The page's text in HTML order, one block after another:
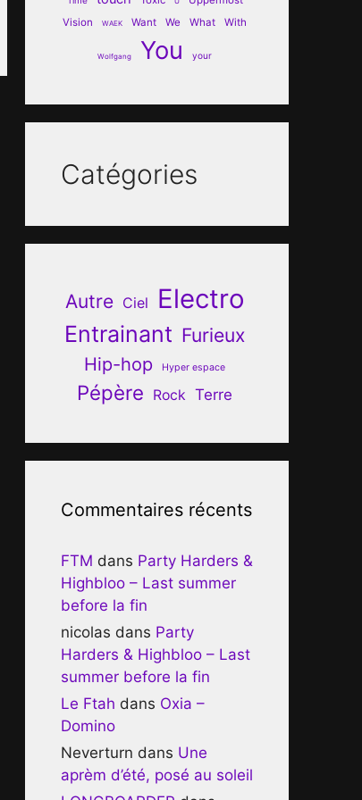
Vision
WAEK Want We What With
Wolfgang You your
Catégories
Autre Ciel Electro
Entrainant Furieux
Hip-hop Hyper espace
Pépère Rock Terre
Commentaires récents
FTM dans Party Harders &
Highbloo – Last summer
before la fin
nicolas dans Party
Harders & Highbloo – Last
summer before la fin
Le Ftah dans Oxia –
Domino
Neverturn dans Une
aprèm d’été, posé au soleil